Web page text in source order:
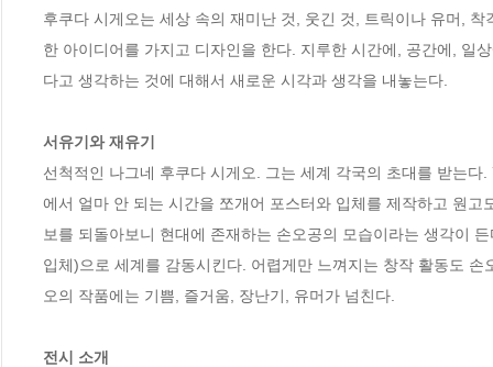
후쿠다 시게오는 세상 속의 재미난 것, 웃긴 것, 트릭이나 유머,
한 아이디어를 가지고 디자인을 한다. 지루한 시간에, 공간에, 일
다고 생각하는 것에 대해서 새로운 시각과 생각을 내놓는다.
서유기와 재유기
선척적인 나그네 후쿠다 시게오. 그는 세계 각국의 초대를 받는
에서 얼마 안 되는 시간을 쪼개어 포스터와 입체를 제작하고 원
보를 되돌아보니 현대에 존재하는 손오공의 모습이라는 생각이
입체)으로 세계를 감동시킨다. 어렵게만 느껴지는 창작 활동도 손
오의 작품에는 기쁨, 즐거움, 장난기, 유머가 넘친다.
전시 소개